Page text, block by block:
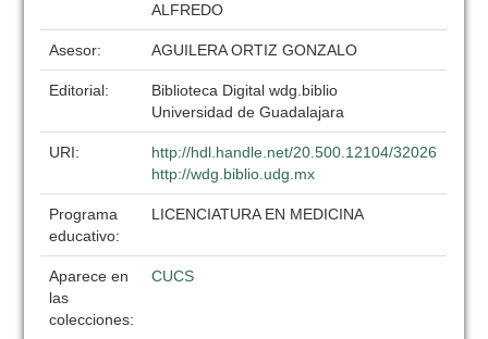
ALFREDO
Asesor: AGUILERA ORTIZ GONZALO
Editorial:
Biblioteca Digital wdg.biblio
Universidad de Guadalajara
URI:
http://hdl.handle.net/20.500.12104/32026
http://wdg.biblio.udg.mx
Programa
educativo:
LICENCIATURA EN MEDICINA
Aparece en
las
colecciones:
CUCS